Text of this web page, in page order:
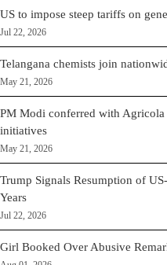
US to impose steep tariffs on
Jul 22, 2026
Telangana chemists join
May 21, 2026
PM Modi conferred with
initiatives
May 21, 2026
Trump Signals Resumption of
Years
Jul 22, 2026
Girl Booked Over Abusive